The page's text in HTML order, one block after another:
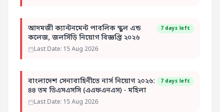
আদমজী ক্যান্টনমেন্ট পাবলিক স্কুল এন্ড
কলেজ, জলসিঁড়ি নিয়োগ বিজ্ঞপ্তি ২০২৬
7 days left
Last Date: 15 Aug 2026
বাংলাদেশ সেনাবাহিনীতে নার্স নিয়োগ ২০২৬:
৪৪ তম ডিএসএসসি (এএফএনএস) - মহিলা
7 days left
Last Date: 15 Aug 2026